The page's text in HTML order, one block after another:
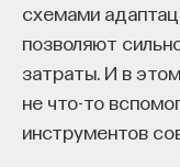
схемами
позволяют
затраты. И в
не что-то
инструментов